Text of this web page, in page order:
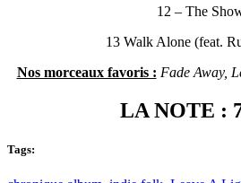
12 – The
13 Walk Alone (feat.
Nos morceaux favoris : Fade Away,
LA NOTE :
Tags: